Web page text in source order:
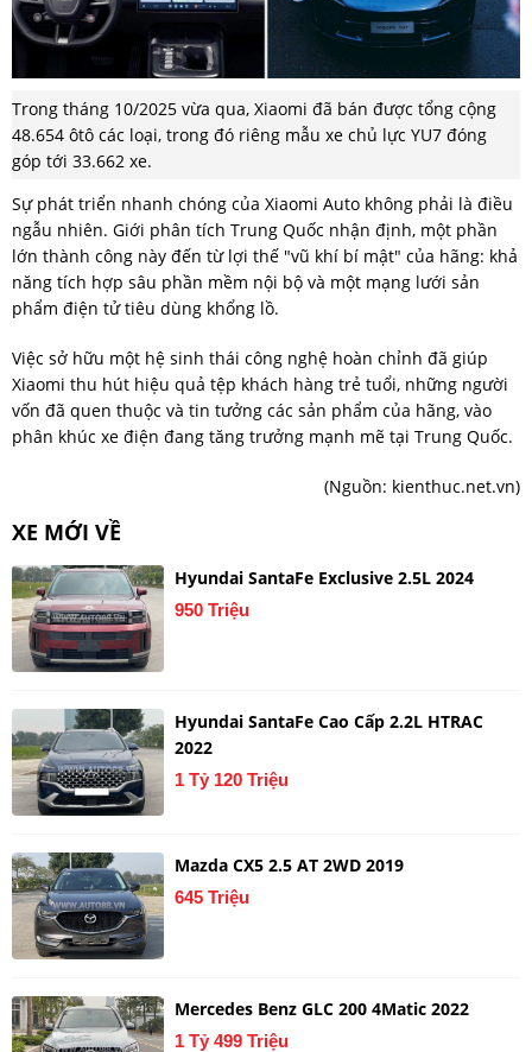
Trong tháng 10/2025 vừa qua, Xiaomi đã bán được tổng cộng
48.654 ôtô các loại, trong đó riêng mẫu xe chủ lực YU7 đóng
góp tới 33.662 xe.
Sự phát triển nhanh chóng của Xiaomi Auto không phải là điều
ngẫu nhiên. Giới phân tích Trung Quốc nhận định, một phần
lớn thành công này đến từ lợi thế "vũ khí bí mật" của hãng: khả
năng tích hợp sâu phần mềm nội bộ và một mạng lưới sản
phẩm điện tử tiêu dùng khổng lồ.
Việc sở hữu một hệ sinh thái công nghệ hoàn chỉnh đã giúp
Xiaomi thu hút hiệu quả tệp khách hàng trẻ tuổi, những người
vốn đã quen thuộc và tin tưởng các sản phẩm của hãng, vào
phân khúc xe điện đang tăng trưởng mạnh mẽ tại Trung Quốc.
(Nguồn: kienthuc.net.vn)
XE MỚI VỀ
Hyundai SantaFe Exclusive 2.5L 2024
950 Triệu
Hyundai SantaFe Cao Cấp 2.2L HTRAC
2022
1 Tỷ 120 Triệu
Mazda CX5 2.5 AT 2WD 2019
645 Triệu
Mercedes Benz GLC 200 4Matic 2022
1 Tỷ 499 Triệu